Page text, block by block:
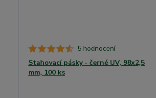
5 hodnocení
Stahovací pásky - černé UV, 98x2,5
mm, 100 ks